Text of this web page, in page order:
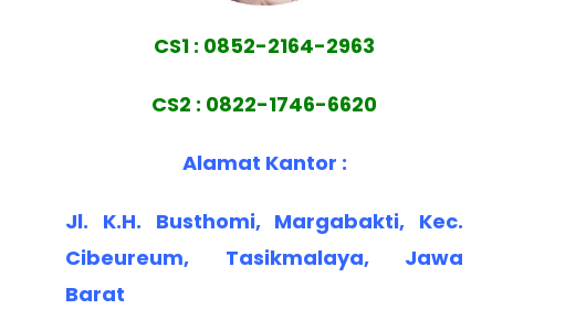
CS1 : 0852-2164-2963
CS2 : 0822-1746-6620
Alamat Kantor :
Jl. K.H. Busthomi, Margabakti, Kec.
Cibeureum, Tasikmalaya, Jawa
Barat